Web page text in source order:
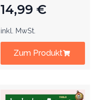
14,99 €
inkl. MwSt.
Zum Produkt